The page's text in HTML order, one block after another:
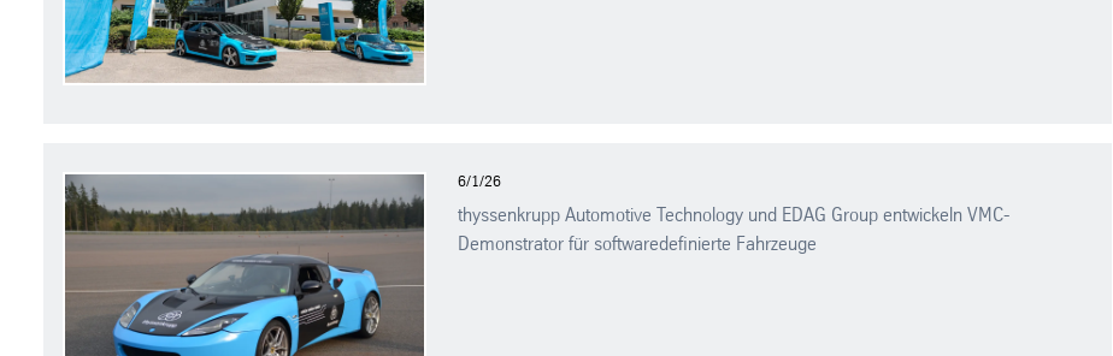
6/1/26
thyssenkrupp Automotive Technology und EDAG Group entwickeln VMC-
Demonstrator für softwaredefinierte Fahrzeuge